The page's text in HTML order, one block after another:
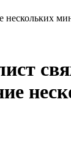
нескольких